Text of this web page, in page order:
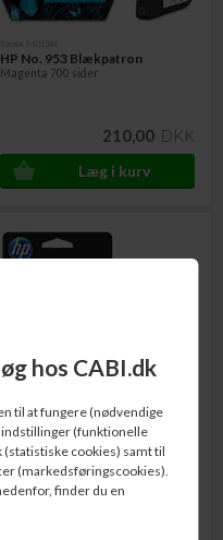
hos CABI.dk
til at fungere (nødvendige
(funktionelle
cookies) samt til
(markedsføringscookies).
finder du en
HP No. 953 Blækpatron
Magenta 700 sider
210,00 DKK
HP No. 953XL Blækpatron Cyan
1.600 sider
336,00